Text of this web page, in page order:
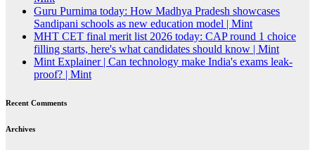
Guru Purnima today: How Madhya Pradesh showcases
Sandipani schools as new education model | Mint
MHT CET final merit list 2026 today: CAP round 1 choice
filling starts, here's what candidates should know | Mint
Mint Explainer | Can technology make India's exams leak-
proof? | Mint
Recent Comments
Archives